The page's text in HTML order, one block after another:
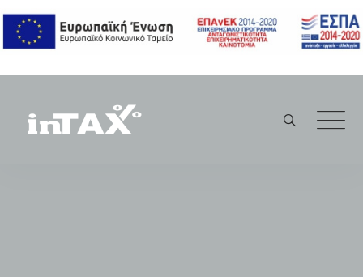
content